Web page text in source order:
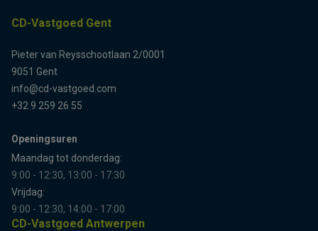
CD-Vastgoed Gent
Pieter van Reysschootlaan 2/0001
9051 Gent
info@cd-vastgoed.com
+32 9 259 26 55
Openingsuren
Maandag tot donderdag:
9:00 - 12:30, 13:00 - 17:30
Vrijdag:
9:00 - 12:30, 14:00 - 17:00
CD-Vastgoed Antwerpen